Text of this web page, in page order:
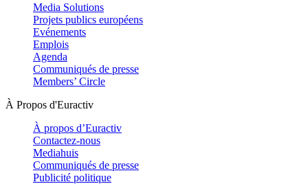
Media Solutions
Projets publics européens
Evénements
Emplois
Agenda
Communiqués de presse
Members’ Circle
À Propos d'Euractiv
À propos d’Euractiv
Contactez-nous
Mediahuis
Communiqués de presse
Publicité politique